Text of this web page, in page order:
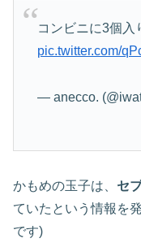
コンビニに3個入
pic.twitter.com/
— anecco.
かもめの玉子は、 セ
ていたという情報を
です)